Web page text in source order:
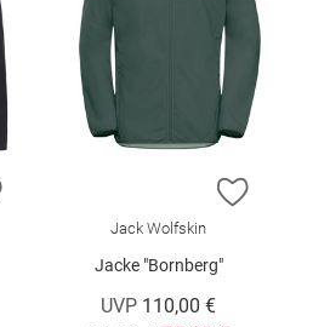
ZUR WUNSCHLISTE HINZUFÜGEN
ZUR
Jack Wolfskin
Jacke "Bornberg"
UVP 110,00 €